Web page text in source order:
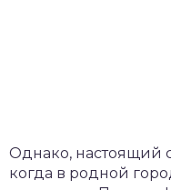
Однако, настоящий
когда в родной